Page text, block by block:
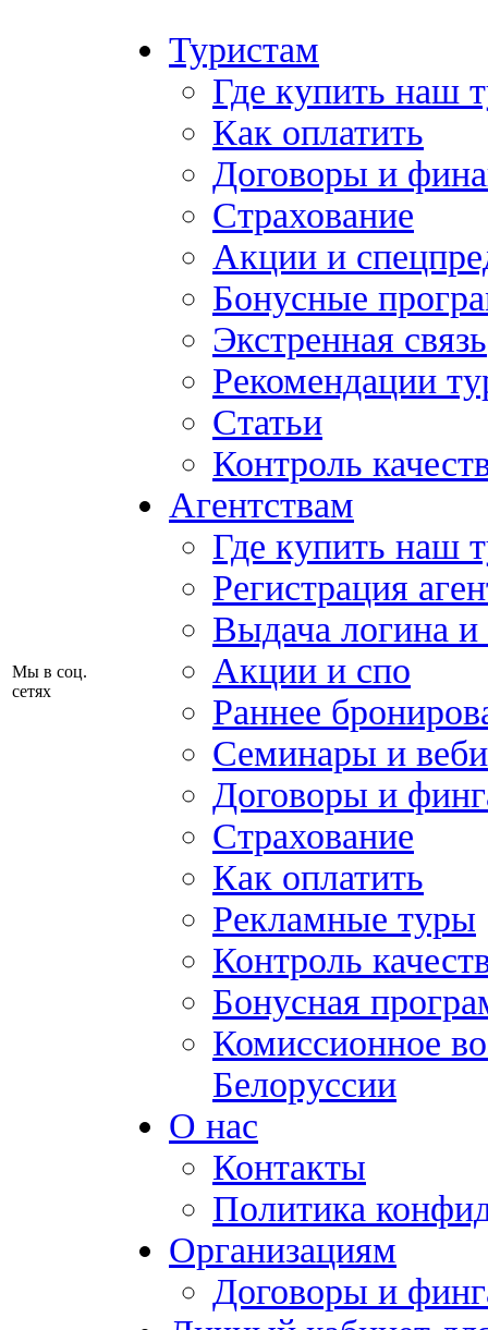
Мы в соц.
сетях
Туристам
Где купить наш
Как оплатить
Договоры и
Страхование
Акции и
Бонусные
Экстренная связь
Рекомендации
Статьи
Контроль
Агентствам
Где купить наш
Регистрация
Выдача логина и
Акции и спо
Раннее
Семинары и
Договоры и
Страхование
Как оплатить
Рекламные туры
Контроль
Бонусная
Комиссионное
Белоруссии
О нас
Контакты
Политика
Организациям
Договоры и